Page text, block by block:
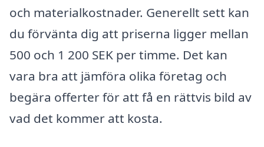
och materialkostnader. Generellt sett kan
du förvänta dig att priserna ligger mellan
500 och 1 200 SEK per timme. Det kan
vara bra att jämföra olika företag och
begära offerter för att få en rättvis bild av
vad det kommer att kosta.